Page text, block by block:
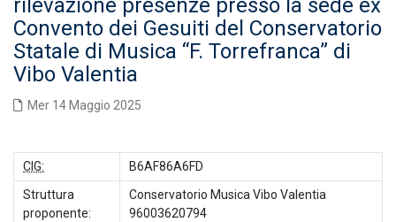
rilevazione presenze presso la sede ex
Convento dei Gesuiti del Conservatorio
Statale di Musica “F. Torrefranca” di
Vibo Valentia
Mer 14 Maggio 2025
CIG:
B6AF86A6FD
Struttura
proponente:
Conservatorio Musica Vibo Valentia
96003620794